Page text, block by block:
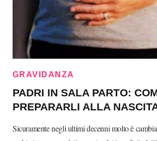
GRAVIDANZA
PADRI IN SALA PARTO:
PREPARARLI ALLA
Sicuramente negli ultimi decenni molto è